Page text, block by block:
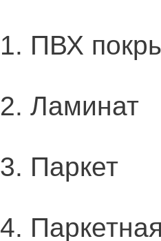
1. ПВХ
2. Ламинат
3. Паркет
4.